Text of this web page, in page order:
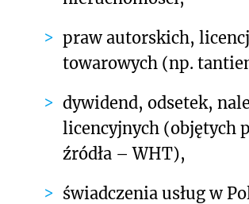
praw autorskich,
towarowych (np.
dywidend, odsetek,
licencyjnych (objętych
źródła – WHT),
świadczenia usług w